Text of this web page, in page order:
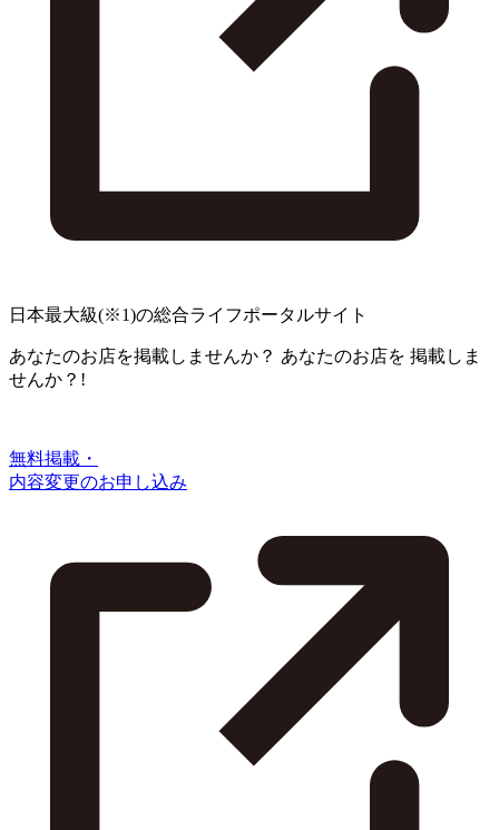
日本最大級(※1)の総合ライフポータルサイト
あなたのお店を掲載しませんか？ あなたのお店を 掲載しま
せんか？!
無料掲載・
内容変更のお申し込み